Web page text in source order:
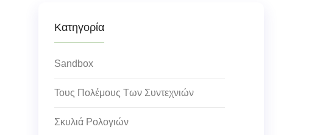
Κατηγορία
Sandbox
Τους Πολέμους Των Συντεχνιών
Σκυλιά Ρολογιών